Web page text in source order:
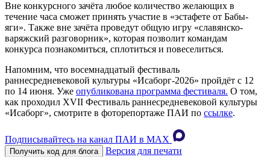
Вне конкурсного зачёта любое количество желающих в
течение часа сможет принять участие в «эстафете от Бабы-
яги». Также вне зачёта проведут общую игру «славянско-
варяжский разговорник», которая позволит командам
конкурса познакомиться, сплотиться и повеселиться.
Напомним, что восемнадцатый фестиваль
раннесредневековой культуры «Исаборг-2026» пройдёт с 12
по 14 июня. Уже опубликована программа фестиваля. О том,
как проходил XVII Фестиваль раннесредневековой культуры
«Исаборг», смотрите в фоторепортаже ПАИ по ссылке.
Подписывайтесь на канал ПАИ в MAХ
Получить код для блога
Версия для печати